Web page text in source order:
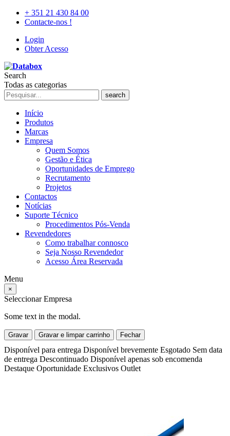
+ 351 21 430 84 00
Contacte-nos !
Login
Obter Acesso
Search
Todas as categorias
search
Início
Produtos
Marcas
Empresa
Quem Somos
Gestão e Ética
Oportunidades de Emprego
Recrutamento
Projetos
Contactos
Notícias
Suporte Técnico
Procedimentos Pós-Venda
Revendedores
Como trabalhar connosco
Seja Nosso Revendedor
Acesso Área Reservada
Menu
×
Seleccionar Empresa
Some text in the modal.
Gravar Gravar e limpar carrinho Fechar
Disponível para entrega Disponível brevemente Esgotado Sem data
de entrega Descontinuado Disponível apenas sob encomenda
Destaque Oportunidade Exclusivos Outlet